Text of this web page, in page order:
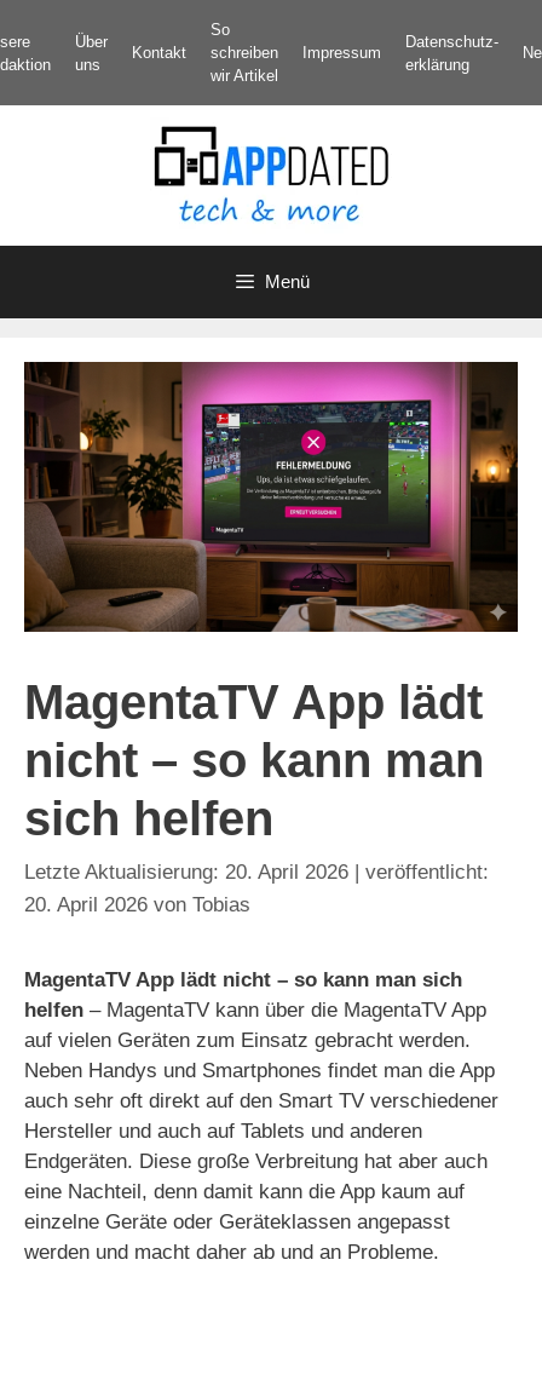
Inhalt
springen
Über
uns
Kontakt
So
schreiben
wir Artikel
Impressum
Datenschutz­
erklärung
Menü
MagentaTV App lädt
nicht – so kann man
sich helfen
20. April 2026
20. April 2026 von Tobias
MagentaTV App lädt nicht – so kann man sich
helfen – MagentaTV kann über die MagentaTV App
auf vielen Geräten zum Einsatz gebracht werden.
Neben Handys und Smartphones findet man die App
auch sehr oft direkt auf den Smart TV verschiedener
Hersteller und auch auf Tablets und anderen
Endgeräten. Diese große Verbreitung hat aber auch
eine Nachteil, denn damit kann die App kaum auf
einzelne Geräte oder Geräteklassen angepasst
werden und macht daher ab und an Probleme.